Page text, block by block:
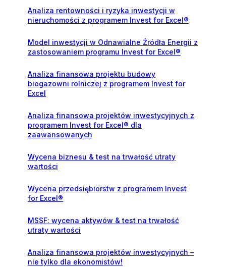
Analiza rentowności i ryzyka inwestycji w
nieruchomości z programem Invest for Excel®
Model inwestycji w Odnawialne Źródła Energii z
zastosowaniem programu Invest for Excel®
Analiza finansowa projektu budowy
biogazowni rolniczej z programem Invest for
Excel
Analiza finansowa projektów inwestycyjnych z
programem Invest for Excel® dla
zaawansowanych
Wycena biznesu & test na trwałość utraty
wartości
Wycena przedsiębiorstw z programem Invest
for Excel®
MSSF: wycena aktywów & test na trwałość
utraty wartości
Analiza finansowa projektów inwestycyjnych –
nie tylko dla ekonomistów!